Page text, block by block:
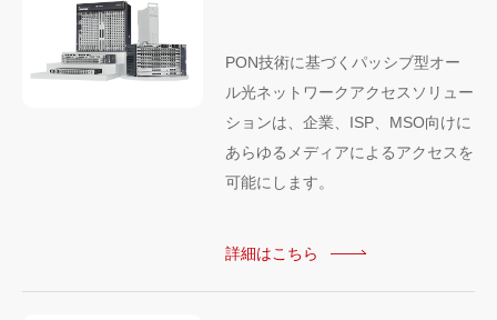
PON技術に基づくパッシブ型オー
ル光ネットワークアクセスソリュー
ションは、企業、ISP、MSO向けに
あらゆるメディアによるアクセスを
可能にします。
詳細はこちら